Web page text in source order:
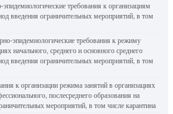
эпидемиологические требования к организациям
введения ограничительных мероприятий, в том
эпидемиологические требования к режиму
начального, среднего и основного среднего
введения ограничительных мероприятий, в том
к организации режима занятий в организациях
послесреднего образования на
мероприятий, в том числе карантина